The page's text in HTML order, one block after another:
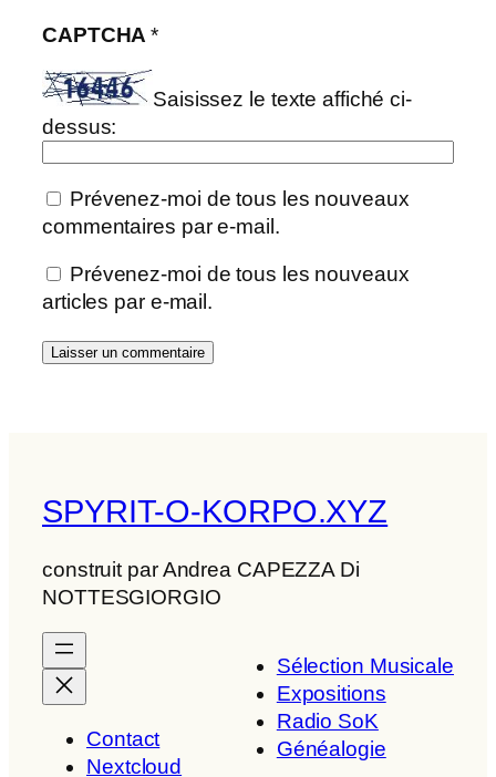
CAPTCHA*
Saisissez le texte affiché ci-
dessus:
Prévenez-moi de tous les nouveaux
commentaires par e-mail.
Prévenez-moi de tous les nouveaux
articles par e-mail.
SPYRIT-O-KORPO.XYZ
construit par Andrea CAPEZZA Di
NOTTESGIORGIO
Contact
Nextcloud
Sélection Musicale
Expositions
Radio SoK
Généalogie